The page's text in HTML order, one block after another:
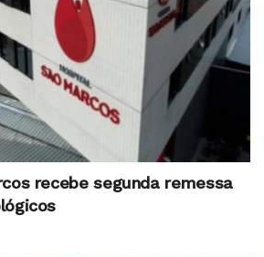
recebe segunda remessa